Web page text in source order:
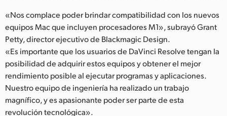
«Nos complace poder brindar compatibilidad con los nuevos
equipos Mac que incluyen procesadores M1», subrayó Grant
Petty, director ejecutivo de Blackmagic Design.
«Es importante que los usuarios de DaVinci Resolve tengan la
posibilidad de adquirir estos equipos y obtener el mejor
rendimiento posible al ejecutar programas y aplicaciones.
Nuestro equipo de ingeniería ha realizado un trabajo
magnífico, y es apasionante poder ser parte de esta
revolución tecnológica».